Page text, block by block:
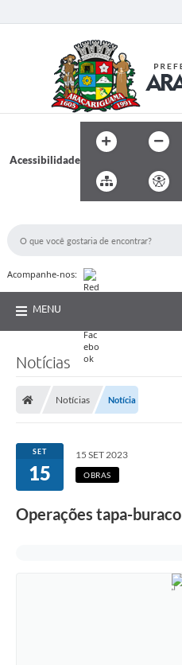
Acessibilidade
Acompanhe-nos:
MENU
Notícias
Notícias Notícia
SET
15
15 SET 2023
OBRAS
Operações tapa-buraco